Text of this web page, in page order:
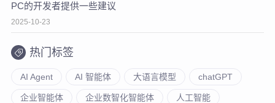
PC的开发者提供一些建议
2025-10-23
热门标签
AI Agent AI 智能体 大语言模型 chatGPT
企业智能体 企业数智化智能体 人工智能